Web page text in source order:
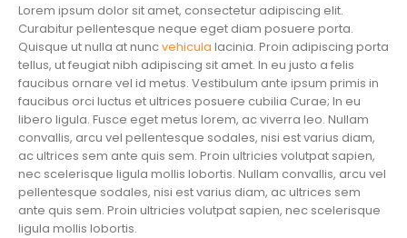
Lorem ipsum dolor sit amet, consectetur adipiscing elit.
Curabitur pellentesque neque eget diam posuere porta.
Quisque ut nulla at nuncvehicula lacinia. Proin adipiscing porta
tellus, ut feugiat nibh adipiscing sit amet. In eu justo a felis
faucibus ornare vel id metus. Vestibulum ante ipsum primis in
faucibus orci luctus et ultrices posuere cubilia Curae; In eu
libero ligula. Fusce eget metus lorem, ac viverra leo. Nullam
convallis, arcu vel pellentesque sodales, nisi est varius diam,
ac ultrices sem ante quis sem. Proin ultricies volutpat sapien,
nec scelerisque ligula mollis lobortis. Nullam convallis, arcu vel
pellentesque sodales, nisi est varius diam, ac ultrices sem
ante quis sem. Proin ultricies volutpat sapien, nec scelerisque
ligula mollis lobortis.